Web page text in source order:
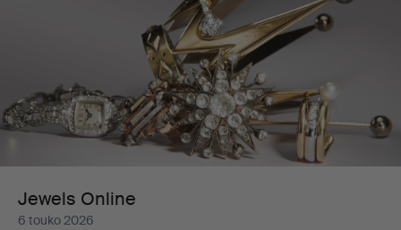
Jewels Online
6 touko 2026